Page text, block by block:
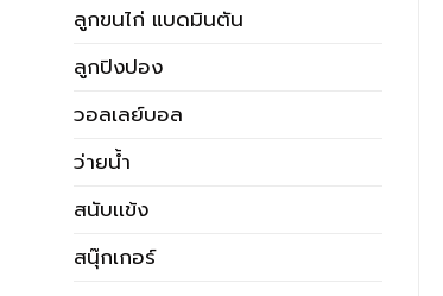
ลูกขนไก่ แบดมินตัน
ลูกปิงปอง
วอลเลย์บอล
ว่ายน้ำ
สนับเเข้ง
สนุ๊กเกอร์